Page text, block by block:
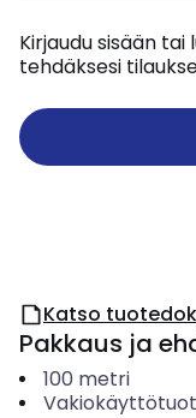
Kirjaudu sisään
tehdäksesi
Katso
Pakkaus ja
100 metri